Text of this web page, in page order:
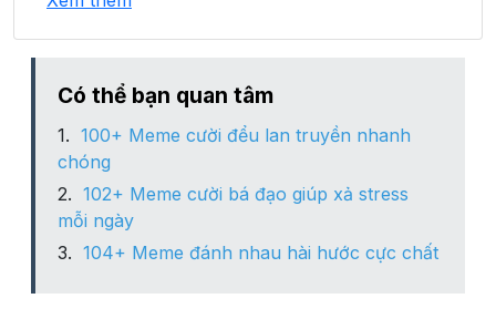
Có thể bạn quan tâm
100+ Meme cười đểu lan truyền nhanh
chóng
102+ Meme cười bá đạo giúp xả stress
mỗi ngày
104+ Meme đánh nhau hài hước cực chất